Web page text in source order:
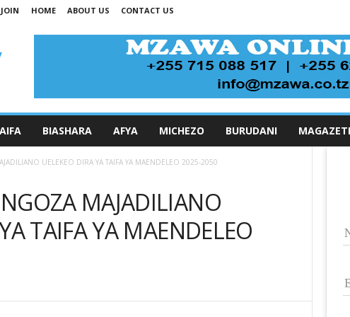
HOME ABOUT US CONTACT US
BIASHARA AFYA MICHEZO BURUDANI MAGAZETI
UELEKEO DIRA YA TAIFA YA MAENDELEO 2025-2050
MAJADILIANO
TAIFA YA MAENDELEO